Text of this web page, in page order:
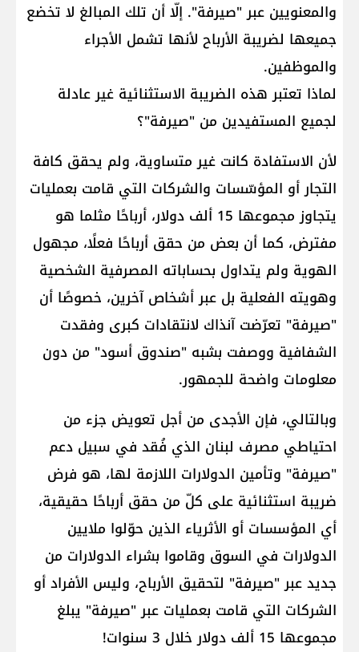
والمعنويين عبر "صيرفة". إلّا أن تلك المبالغ لا تخضع
جميعها لضريبة الأرباح لأنها تشمل الأجراء
والموظفين.
لماذا تعتبر هذه الضريبة الاستثنائية غير عادلة
لجميع المستفيدين من "صيرفة"؟
لأن الاستفادة كانت غير متساوية، ولم يحقق كافة
التجار أو المؤسّسات والشركات التي قامت بعمليات
يتجاوز مجموعها 15 ألف دولار، أرباحًا مثلما هو
مفترض، كما أن بعض من حقق أرباحًا فعلًا، مجهول
الهوية ولم يتداول بحساباته المصرفية الشخصية
وهويته الفعلية بل عبر أشخاص آخرين، خصوصًا أن
"صيرفة" تعرّضت آنذاك لانتقادات كبرى وفقدت
الشفافية ووصفت بشبه "صندوق أسود" من دون
معلومات واضحة للجمهور.
وبالتالي، فإن الأجدى من أجل تعويض جزء من
احتياطي مصرف لبنان الذي فُقد في سبيل دعم
"صيرفة" وتأمين الدولارات اللازمة لها، هو فرض
ضريبة استثنائية على كلّ من حقق أرباحًا حقيقية،
أي المؤسسات أو الأثرياء الذين حوّلوا ملايين
الدولارات في السوق وقاموا بشراء الدولارات من
جديد عبر "صيرفة" لتحقيق الأرباح، وليس الأفراد أو
الشركات التي قامت بعمليات عبر "صيرفة" يبلغ
مجموعها 15 ألف دولار خلال 3 سنوات!